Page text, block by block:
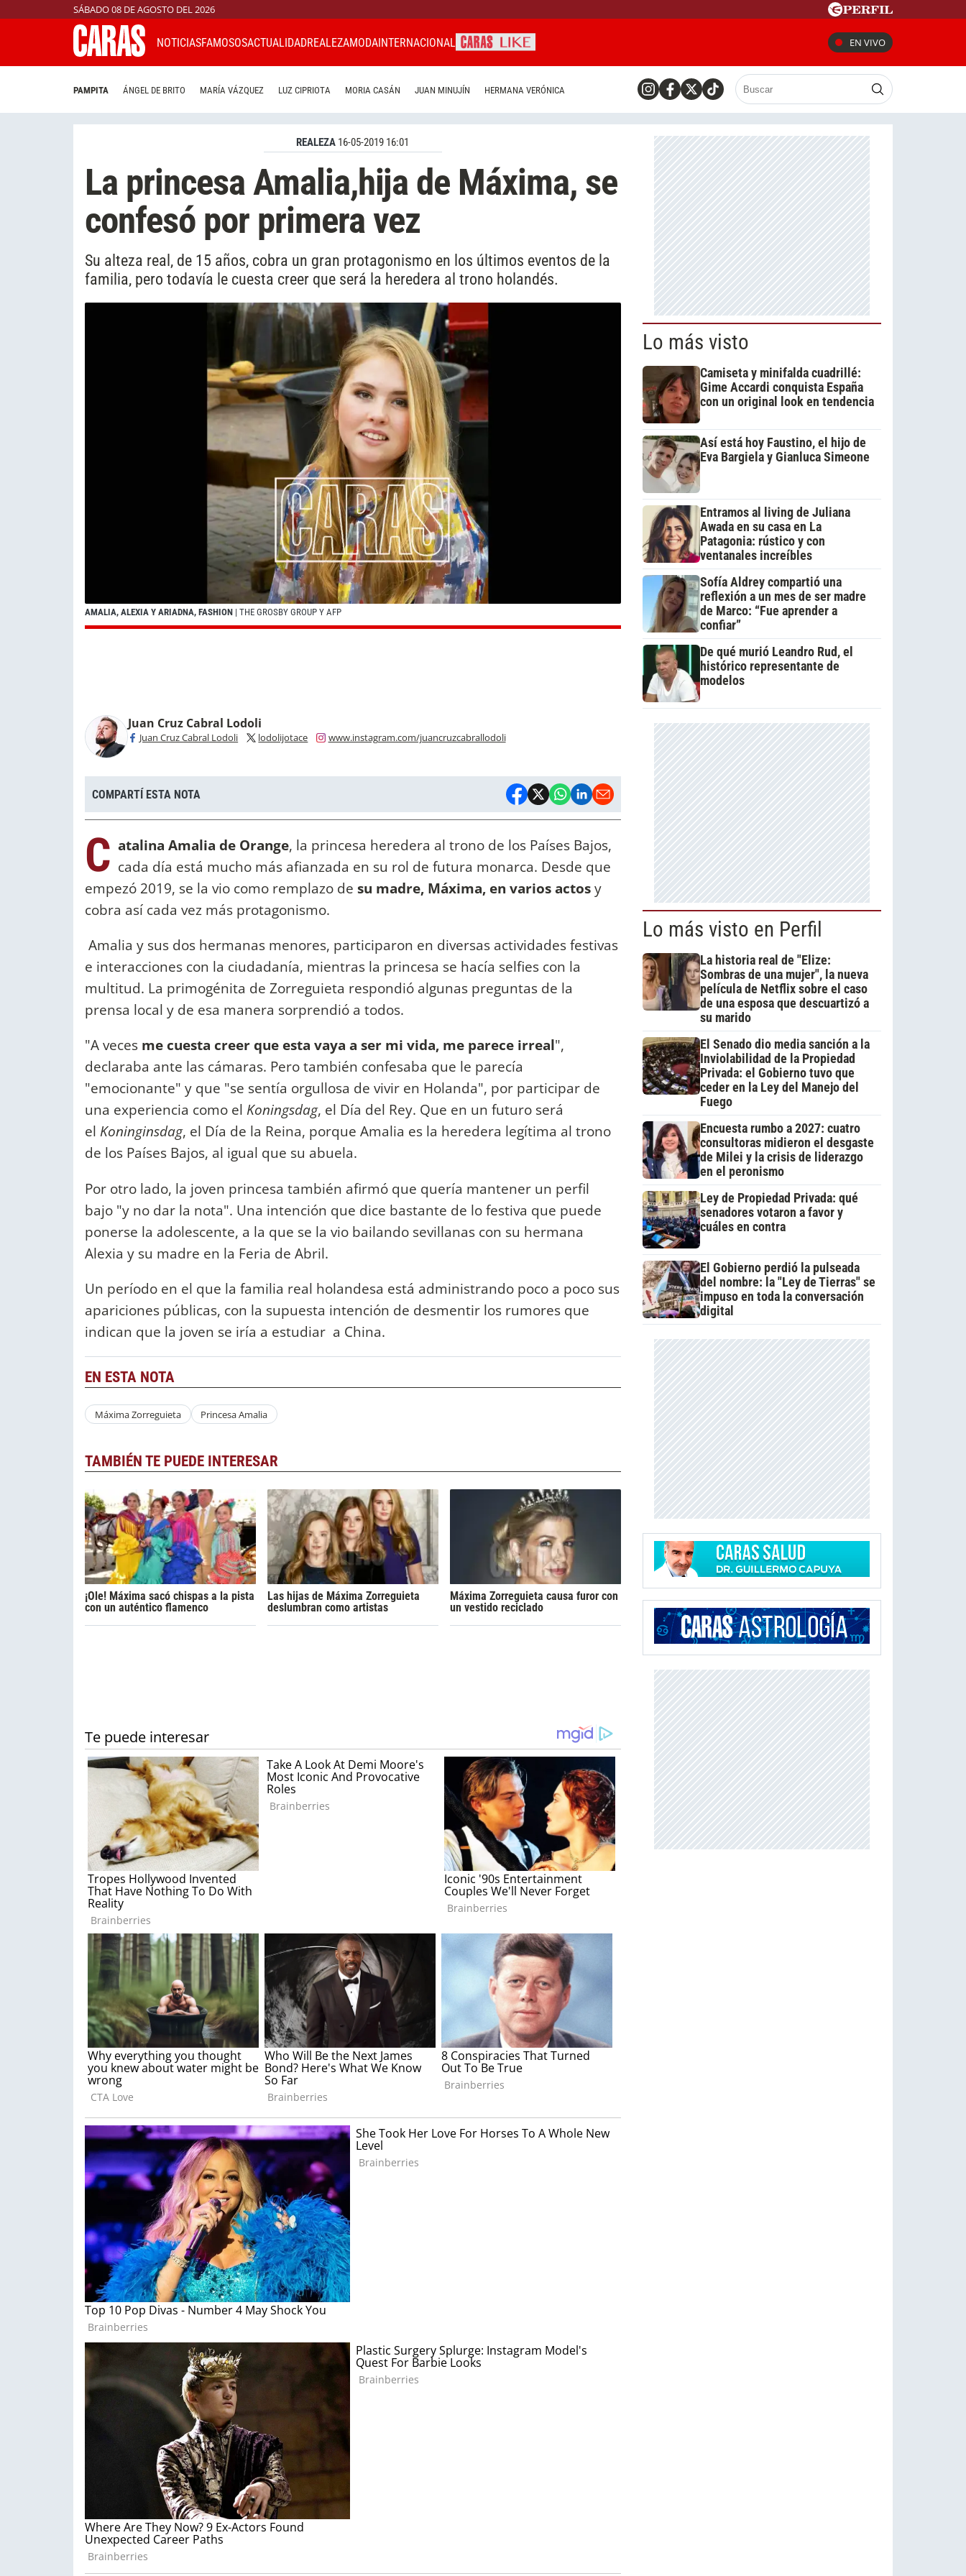
SÁBADO 08 DE AGOSTO DEL 2026
NOTICIASFAMOSOSACTUALIDADREALEZAMODAINTERNACIONAL EN VIVO
PAMPITA ÁNGEL DE BRITO MARÍA VÁZQUEZ LUZ CIPRIOTA MORIA CASÁN JUAN MINUJÍN HERMANA VERÓNICA
REALEZA 16-05-2019 16:01
La princesa Amalia,hija de Máxima, se
confesó por primera vez
Su alteza real, de 15 años, cobra un gran protagonismo en los últimos eventos de la
familia, pero todavía le cuesta creer que será la heredera al trono holandés.
AMALIA, ALEXIA Y ARIADNA, FASHION | THE GROSBY GROUP Y AFP
Juan Cruz Cabral Lodoli
Juan Cruz Cabral Lodoli lodolijotace www.instagram.com/juancruzcabrallodoli
COMPARTÍ ESTA NOTA
C atalina Amalia de Orange, la princesa heredera al trono de los Países Bajos,
cada día está mucho más afianzada en su rol de futura monarca. Desde que
empezó 2019, se la vio como remplazo de su madre, Máxima, en varios actosy
cobra así cada vez más protagonismo.
Amalia y sus dos hermanas menores, participaron en diversas actividades festivas
e interacciones con la ciudadanía, mientras la princesa se hacía selfies con la
multitud. La primogénita de Zorreguieta respondió algunas preguntas de la
prensa local y de esa manera sorprendió a todos.
"A veces me cuesta creer que esta vaya a ser mi vida, me parece irreal",
declaraba ante las cámaras. Pero también confesaba que le parecía
"emocionante" y que "se sentía orgullosa de vivir en Holanda", por participar de
una experiencia como el Koningsdag, el Día del Rey. Que en un futuro será
el Koninginsdag, el Día de la Reina, porque Amalia es la heredera legítima al trono
de los Países Bajos, al igual que su abuela.
Por otro lado, la joven princesa también afirmó que quería mantener un perfil
bajo "y no dar la nota". Una intención que dice bastante de lo festiva que puede
ponerse la adolescente, a la que se la vio bailando sevillanas con su hermana
Alexia y su madre en la Feria de Abril.
Un período en el que la familia real holandesa está administrando poco a poco sus
apariciones públicas, con la supuesta intención de desmentir los rumores que
indican que la joven se iría a estudiar a China.
EN ESTA NOTA
Máxima Zorreguieta Princesa Amalia
TAMBIÉN TE PUEDE INTERESAR
¡Ole! Máxima sacó chispas a la pista
con un auténtico flamenco
Las hijas de Máxima Zorreguieta
deslumbran como artistas
Máxima Zorreguieta causa furor con
un vestido reciclado
Lo más visto
Camiseta y minifalda cuadrillé:
Gime Accardi conquista España
con un original look en tendencia
Así está hoy Faustino, el hijo de
Eva Bargiela y Gianluca Simeone
Entramos al living de Juliana
Awada en su casa en La
Patagonia: rústico y con
ventanales increíbles
Sofía Aldrey compartió una
reflexión a un mes de ser madre
de Marco: “Fue aprender a
confiar”
De qué murió Leandro Rud, el
histórico representante de
modelos
Lo más visto en Perfil
La historia real de "Elize:
Sombras de una mujer", la nueva
película de Netflix sobre el caso
de una esposa que descuartizó a
su marido
El Senado dio media sanción a la
Inviolabilidad de la Propiedad
Privada: el Gobierno tuvo que
ceder en la Ley del Manejo del
Fuego
Encuesta rumbo a 2027: cuatro
consultoras midieron el desgaste
de Milei y la crisis de liderazgo
en el peronismo
Ley de Propiedad Privada: qué
senadores votaron a favor y
cuáles en contra
El Gobierno perdió la pulseada
del nombre: la "Ley de Tierras" se
impuso en toda la conversación
digital